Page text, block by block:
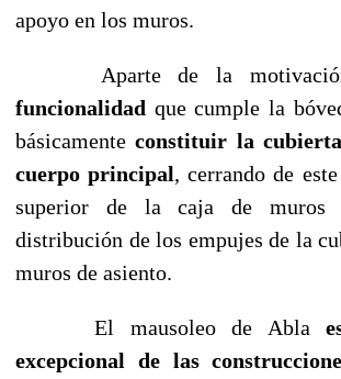
apoyo en los muros.
Aparte de la motivación
funcionalidad que cumple la
básicamenteconstituir la
cuerpo principal, cerrando de
superior de la caja de
distribución de los empujes de la
muros de asiento.
El mausoleo de Abla
excepcional de las